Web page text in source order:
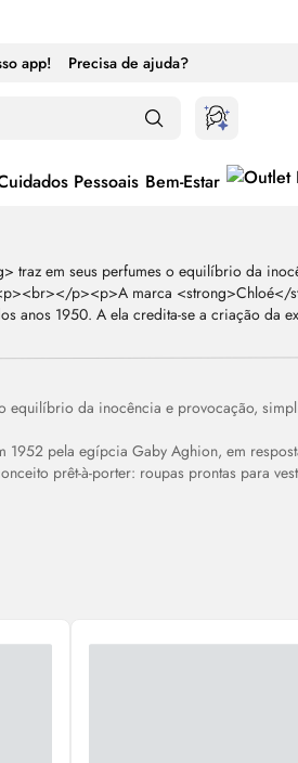
app! Precisa de ajuda?
Pessoais Bem-Estar
equilíbrio da inocência e provocação,
1952 pela egípcia Gaby Aghion, em
prêt-à-porter: roupas prontas para
e desativado